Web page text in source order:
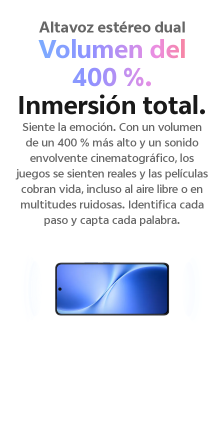
Altavoz estéreo dual
Volumen del
400 %.
Inmersión total.
Siente la emoción. Con un volumen
de un 400 % más alto y un sonido
envolvente cinematográfico, los
juegos se sienten reales y las películas
cobran vida, incluso al aire libre o en
multitudes ruidosas. Identifica cada
paso y capta cada palabra.